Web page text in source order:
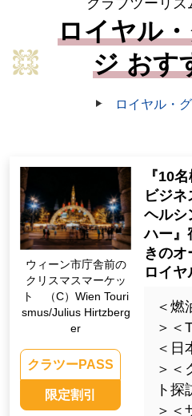
ロイヤル
ジ おす
ロイヤル・
ウィーン市庁舎前の
クリスマスマーケッ
ト （C）Wien Touri
smus/Julius Hirtzberg
er
クラツーPASS
限定割引
『10
ビジネ
ヘルシ
ハー
きのオ
ロイヤ
＜燃
＞＜
＜日
＞＜
ト探
＞＜